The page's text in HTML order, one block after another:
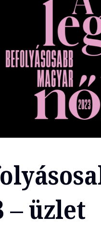
fel a
Üzlet Pénz Zöld
– üzlet